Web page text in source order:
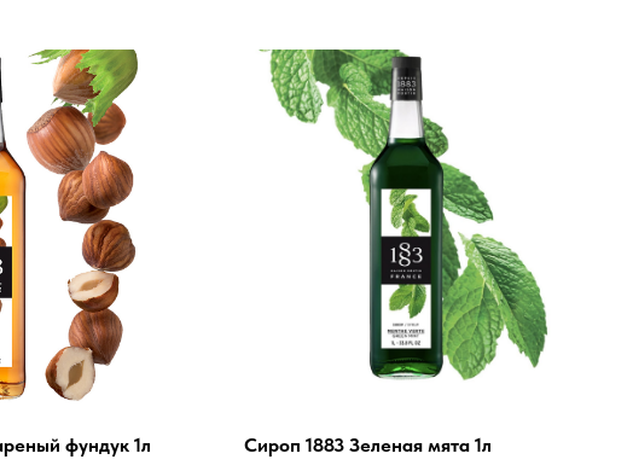
фундук 1л Сироп 1883 Зеленая мята 1л